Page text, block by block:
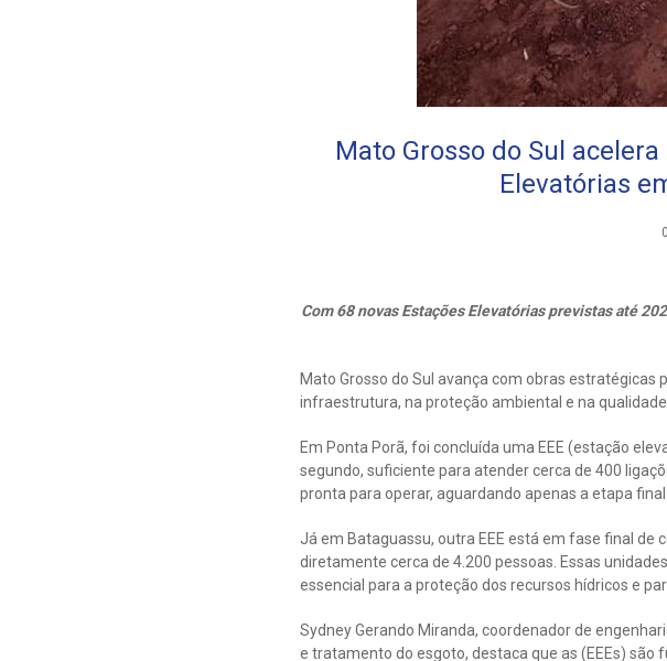
Mato Grosso do Sul
Elevatórias
Com 68 novas Estações Elevatórias previstas até
Mato Grosso do Sul avança com obras
infraestrutura, na proteção ambiental e na qualidade
Em Ponta Porã, foi concluída uma EEE (estação
segundo, suficiente para atender cerca de 400
pronta para operar, aguardando apenas a etapa
Já em Bataguassu, outra EEE está em fase final de
diretamente cerca de 4.200 pessoas. Essas
essencial para a proteção dos recursos hídricos e
Sydney Gerando Miranda, coordenador de
e tratamento do esgoto, destaca que as (EEEs)